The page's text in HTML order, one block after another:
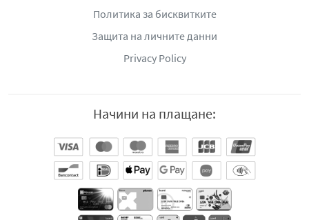
Политика за бисквитките
Защита на личните данни
Privacy Policy
Начини на плащане: